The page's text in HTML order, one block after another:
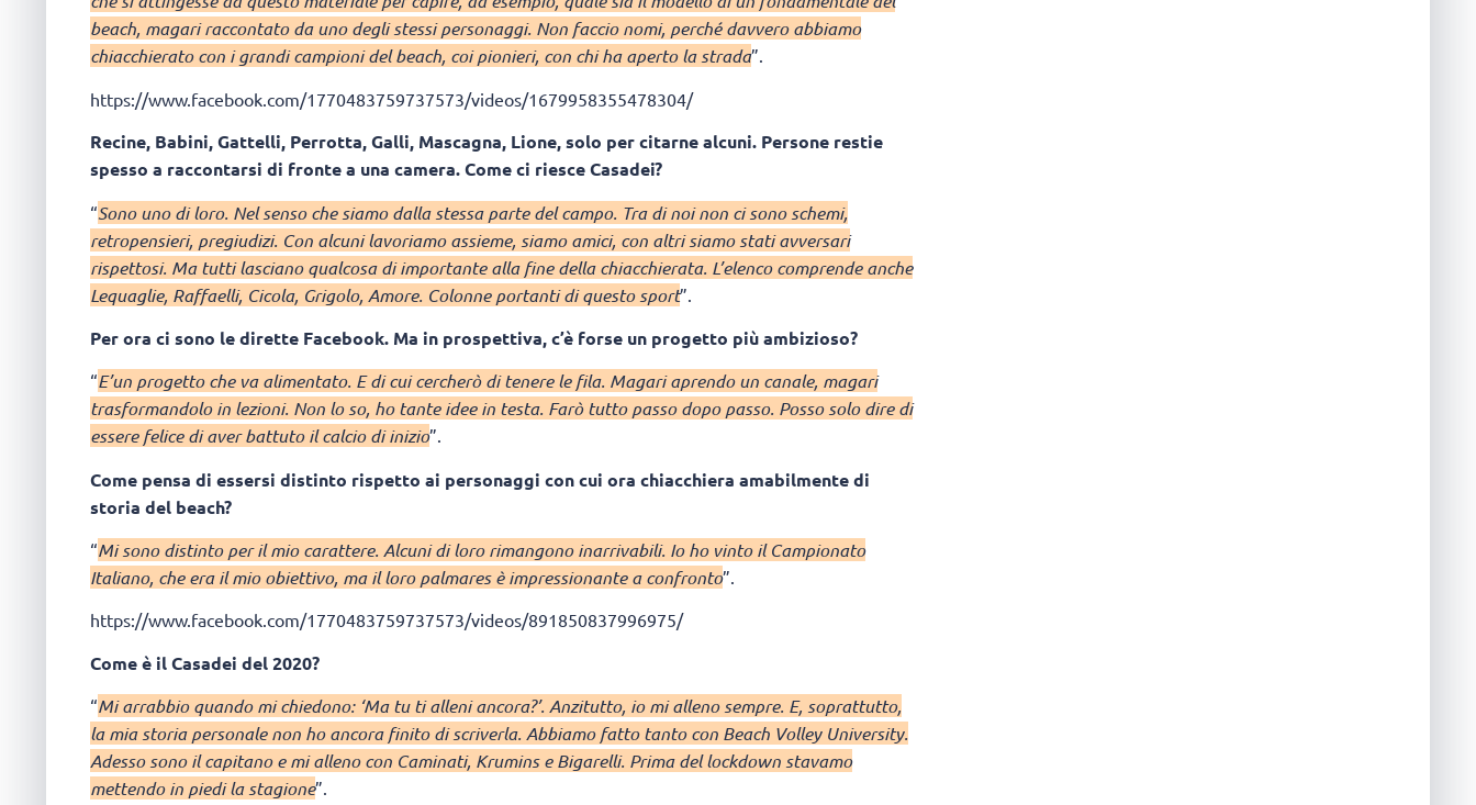
beach, magari raccontato da uno degli stessi personaggi. Non faccio nomi, perché davvero abbiamo
chiacchierato con i grandi campioni del beach, coi pionieri, con chi ha aperto la strada”.
https://www.facebook.com/1770483759737573/videos/1679958355478304/
Recine, Babini, Gattelli, Perrotta, Galli, Mascagna, Lione, solo per citarne alcuni. Persone restie
spesso a raccontarsi di fronte a una camera. Come ci riesce Casadei?
“Sono uno di loro. Nel senso che siamo dalla stessa parte del campo. Tra di noi non ci sono schemi,
retropensieri, pregiudizi. Con alcuni lavoriamo assieme, siamo amici, con altri siamo stati avversari
rispettosi. Ma tutti lasciano qualcosa di importante alla fine della chiacchierata. L’elenco comprende anche
Lequaglie, Raffaelli, Cicola, Grigolo, Amore. Colonne portanti di questo sport”.
Per ora ci sono le dirette Facebook. Ma in prospettiva, c’è forse un progetto più ambizioso?
“E’un progetto che va alimentato. E di cui cercherò di tenere le fila. Magari aprendo un canale, magari
trasformandolo in lezioni. Non lo so, ho tante idee in testa. Farò tutto passo dopo passo. Posso solo dire di
essere felice di aver battuto il calcio di inizio”.
Come pensa di essersi distinto rispetto ai personaggi con cui ora chiacchiera amabilmente di
storia del beach?
“Mi sono distinto per il mio carattere. Alcuni di loro rimangono inarrivabili. Io ho vinto il Campionato
Italiano, che era il mio obiettivo, ma il loro palmares è impressionante a confronto”.
https://www.facebook.com/1770483759737573/videos/891850837996975/
Come è il Casadei del 2020?
“Mi arrabbio quando mi chiedono: ‘Ma tu ti alleni ancora?’. Anzitutto, io mi alleno sempre. E, soprattutto,
la mia storia personale non ho ancora finito di scriverla. Abbiamo fatto tanto con Beach Volley University.
Adesso sono il capitano e mi alleno con Caminati, Krumins e Bigarelli. Prima del lockdown stavamo
mettendo in piedi la stagione”.